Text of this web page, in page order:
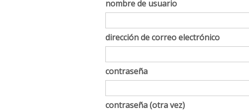
nombre de usuario
dirección de correo electrónico
contraseña
contraseña (otra vez)